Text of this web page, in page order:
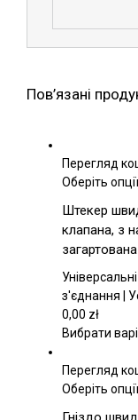
Пов’язані
Перегляд
Оберіть опції
Штекер
клапана, з
з'єднання |
0,00 zł
Вибрати
Перегляд
Оберіть опції